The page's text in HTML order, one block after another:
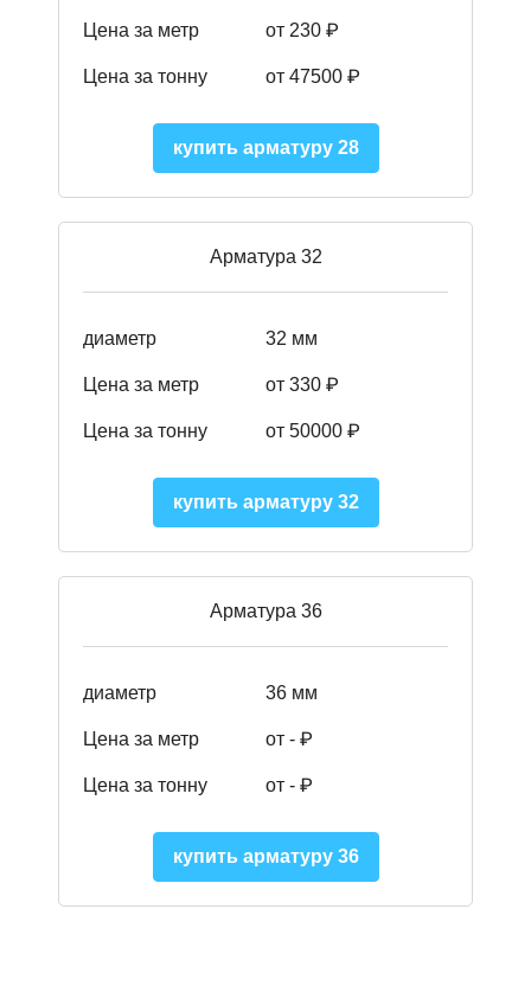
Цена за метр от 230 ₽
Цена за тонну от 47500 ₽
купить арматуру 28
Арматура 32
диаметр 32 мм
Цена за метр от 330 ₽
Цена за тонну от 50000 ₽
купить арматуру 32
Арматура 36
диаметр 36 мм
Цена за метр от - ₽
Цена за тонну от - ₽
купить арматуру 36